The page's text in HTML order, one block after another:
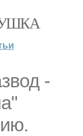
-